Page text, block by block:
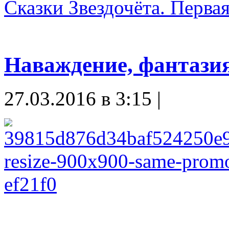
Сказки Звездочёта.
Наваждение,
27.03.2016 в 3:15 |